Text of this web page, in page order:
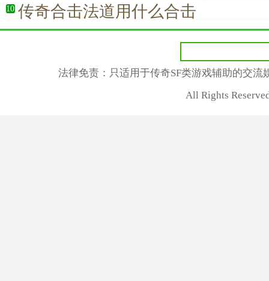
10 传奇合击法道用什么合击
法律免责：只适用于传奇SF类游戏辅助的交
All Rights